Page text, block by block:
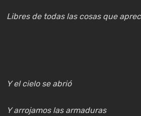
Libres de todas las cosas que
Y el cielo se abrió
Y arrojamos las armaduras